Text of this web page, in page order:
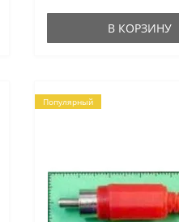
В КОРЗИНУ
Популярный